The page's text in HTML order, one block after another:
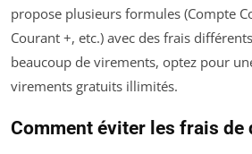
propose plusieurs formules (Compte
Courant +, etc.) avec des frais
beaucoup de virements, optez pour
virements gratuits illimités.
Comment éviter les frais de